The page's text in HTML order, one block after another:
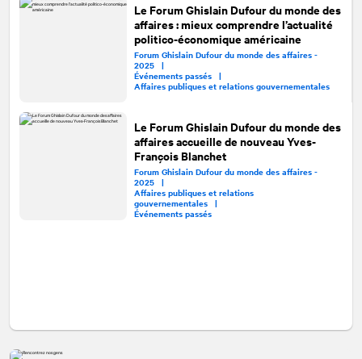
Le Forum Ghislain Dufour du monde des
affaires : mieux comprendre l’actualité
politico-économique américaine
Forum Ghislain Dufour du monde des affaires -
2025 |
Événements passés |
Affaires publiques et relations gouvernementales
Le Forum Ghislain Dufour du monde des
affaires accueille de nouveau Yves-
François Blanchet
Forum Ghislain Dufour du monde des affaires -
2025 |
Affaires publiques et relations
gouvernementales |
Événements passés